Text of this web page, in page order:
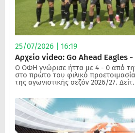
25/07/2026 | 16:19
Αρχείο video: Go Ahead Eagles
Ο ΟΦΗ γνώρισε ήττα με 4 - 0 από
στο πρώτο του φιλικό
της αγωνιστικής σεζόν 2026/27.